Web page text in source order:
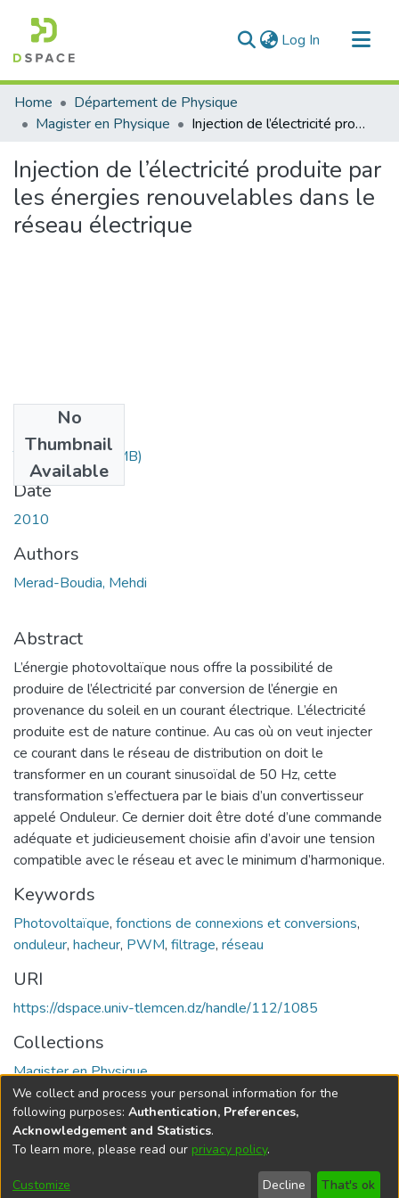
Log In (current)
Communities & Collections
All of DSpace
Home
Département de Physique
Magister en Physique
Injection de l’électricité produite par les énergies renouvelables dans le réseau électrique
Injection de l’électricité produite par
les énergies renouvelables dans le
réseau électrique
No
Thumbnail
Available
These.pdf(2.52 MB)
Date
2010
Authors
Merad-Boudia, Mehdi
Abstract
L’énergie photovoltaïque nous offre la possibilité de
produire de l’électricité par conversion de l’énergie en
provenance du soleil en un courant électrique. L’électricité
produite est de nature continue. Au cas où on veut injecter
ce courant dans le réseau de distribution on doit le
transformer en un courant sinusoïdal de 50 Hz, cette
transformation s’effectuera par le biais d’un convertisseur
appelé Onduleur. Ce dernier doit être doté d’une commande
adéquate et judicieusement choisie afin d’avoir une tension
compatible avec le réseau et avec le minimum d’harmonique.
Keywords
Photovoltaïque, fonctions de connexions et conversions,
onduleur, hacheur, PWM, filtrage, réseau
URI
https://dspace.univ-tlemcen.dz/handle/112/1085
Collections
Magister en Physique
Full item page
DSpace softwarecopyright © 2002-2026
Cookie
End User
Send
We collect and process your personal information for the
following purposes: Authentication, Preferences,
Acknowledgement and Statistics.
To learn more, please read our privacy policy.
Customize Decline That's ok